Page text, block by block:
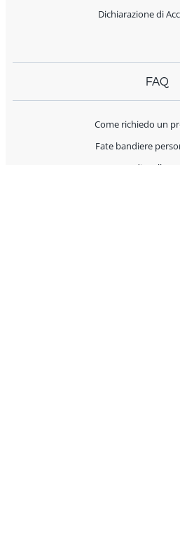
Dichiarazione di
FAQ
Come richiedo un
Fate bandiere
Spedite